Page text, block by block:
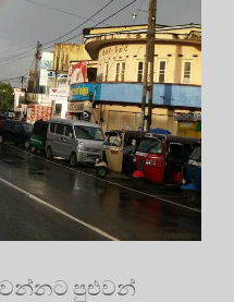
පුළුවන්